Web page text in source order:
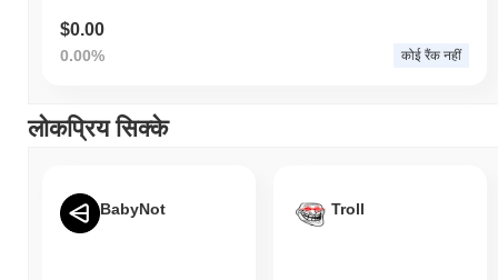
$0.00
0.00% कोई रैंक नहीं
लोकप्रिय सिक्के
BabyNot Troll